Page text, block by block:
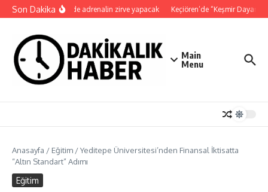
İçeriğe atla
Son DakikaKocaeli’de adrenalin zirve yapacak Keçiören’de “Keşmir
Main
Menu
Anasayfa / Eğitim /Yeditepe Üniversitesi’nden Finansal İktisatta
“Altın Standart” Adımı
Eğitim